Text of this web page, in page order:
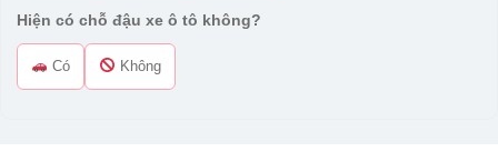
Hiện có chỗ đậu xe ô tô không?
Có Không